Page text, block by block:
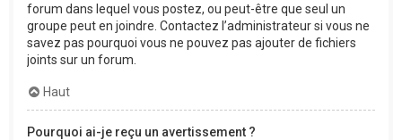
forum dans lequel vous postez, ou peut-être que seul un
groupe peut en joindre. Contactez l’administrateur si vous ne
savez pas pourquoi vous ne pouvez pas ajouter de fichiers
joints sur un forum.
Haut
Pourquoi ai-je reçu un avertissement ?